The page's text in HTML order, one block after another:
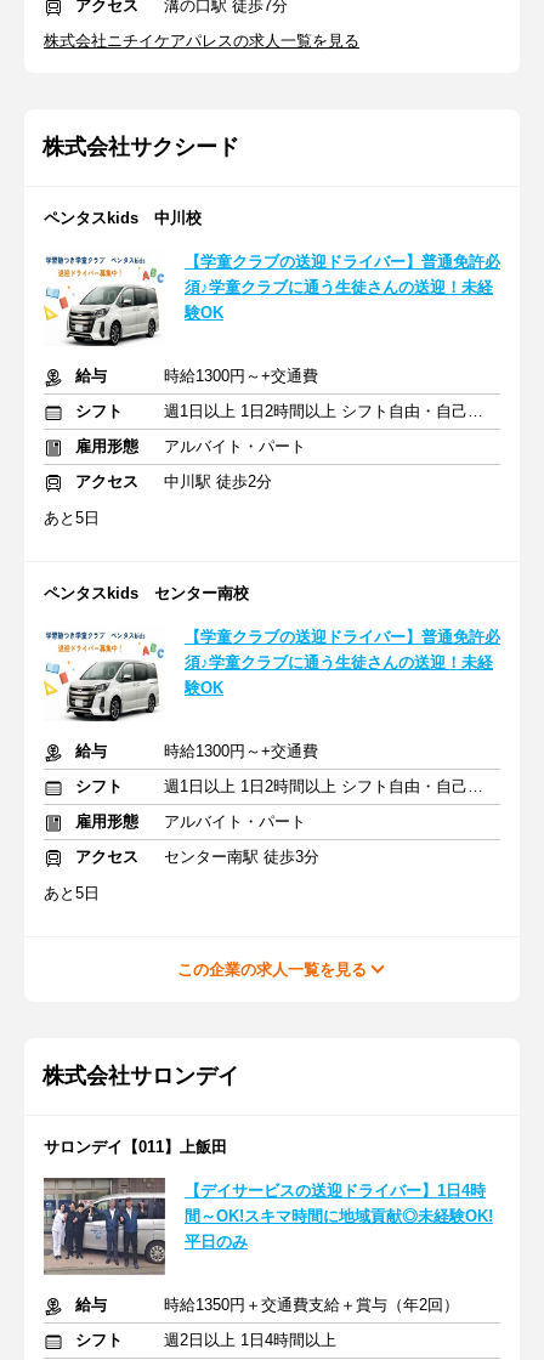
アクセス
溝の口駅 徒歩7分
株式会社ニチイケアパレスの求人一覧を見る
株式会社サクシード
ペンタスkids 中川校
【学童クラブの送迎ドライバー】普通免許必
須♪学童クラブに通う生徒さんの送迎！未経
験OK
給与
時給1300円～+交通費
シフト
週1日以上 1日2時間以上 シフト自由・自己申告
雇用形態
アルバイト・パート
アクセス
中川駅 徒歩2分
あと5日
ペンタスkids センター南校
【学童クラブの送迎ドライバー】普通免許必
須♪学童クラブに通う生徒さんの送迎！未経
験OK
給与
時給1300円～+交通費
シフト
週1日以上 1日2時間以上 シフト自由・自己申告
雇用形態
アルバイト・パート
アクセス
センター南駅 徒歩3分
あと5日
この企業の求人一覧を見る
株式会社サロンデイ
サロンデイ【011】上飯田
【デイサービスの送迎ドライバー】1日4時
間～OK!スキマ時間に地域貢献◎未経験OK!
平日のみ
給与
時給1350円＋交通費支給＋賞与（年2回）
シフト
週2日以上 1日4時間以上